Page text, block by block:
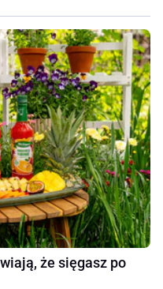
że sięgasz po